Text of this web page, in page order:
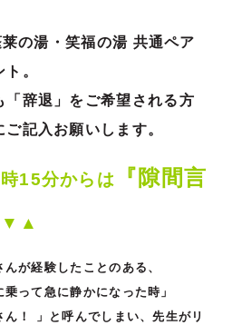
莱の湯・笑福の湯 共通ペア
。
辞退」をご希望される方
記入お願いします。
15分からは
『隙間言
が経験したことのある、
って急に静かになった時」
ん！ 」と呼んでしまい、先生がリ